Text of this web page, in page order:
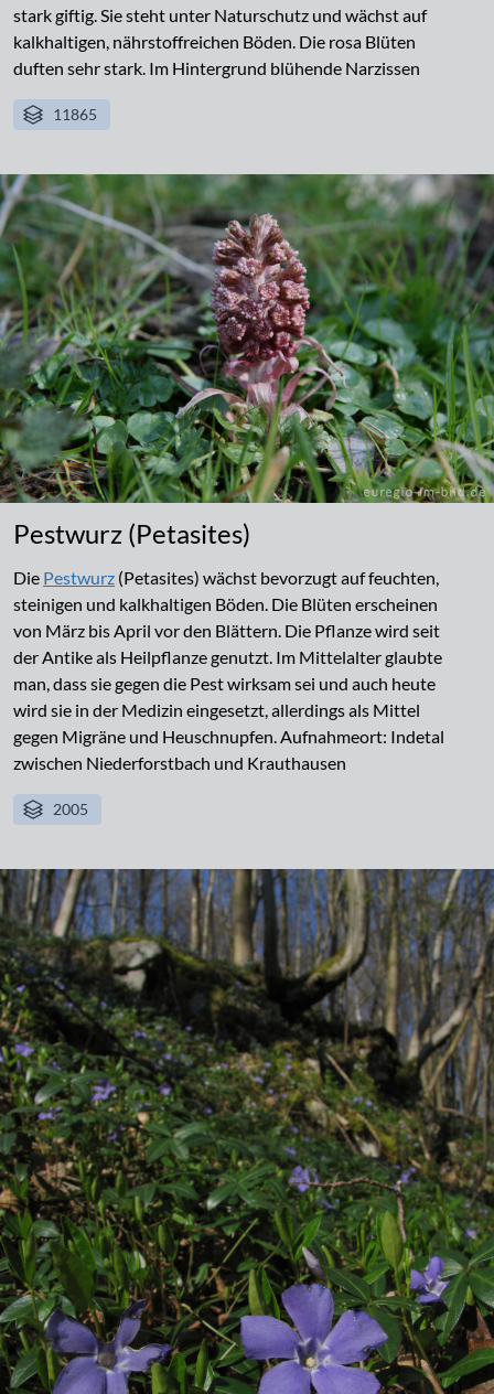
stark giftig. Sie steht unter Naturschutz und wächst auf
kalkhaltigen, nährstoffreichen Böden. Die rosa Blüten
duften sehr stark. Im Hintergrund blühende Narzissen
11865
Pestwurz (Petasites)
Die Pestwurz (Petasites) wächst bevorzugt auf feuchten,
steinigen und kalkhaltigen Böden. Die Blüten erscheinen
von März bis April vor den Blättern. Die Pflanze wird seit
der Antike als Heilpflanze genutzt. Im Mittelalter glaubte
man, dass sie gegen die Pest wirksam sei und auch heute
wird sie in der Medizin eingesetzt, allerdings als Mittel
gegen Migräne und Heuschnupfen. Aufnahmeort: Indetal
zwischen Niederforstbach und Krauthausen
2005